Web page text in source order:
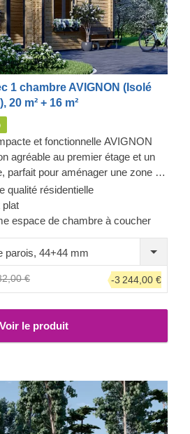
1 chambre AVIGNON (Isolé
20 m² + 16 m²
et fonctionnelle AVIGNON
agréable au premier étage et un
parfait pour aménager une zone de
Si vous êtes à la recherche
fonctionnelle et économique, ce
qu'il vous faut.
qualité résidentielle
plat
espace de chambre à coucher
parois, 44+44 mm
€ -3 244,00 €
Voir le produit